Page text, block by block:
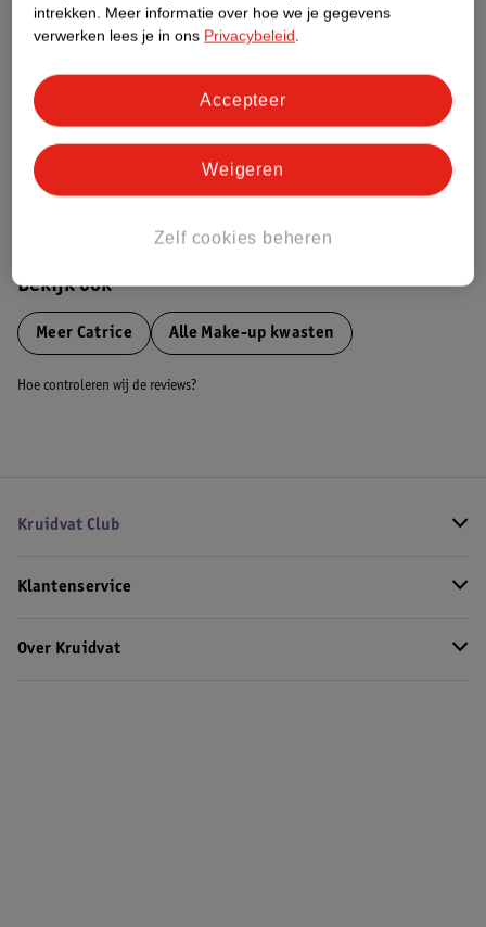
Nature Impact Score
Dit product heeft (nog) geen Nature
Impact Score.
Bekijk ook
Meer Catrice Alle Make-up kwasten
Hoe controleren wij de reviews?
Kruidvat Club
Klantenservice
Over Kruidvat
intrekken. Meer informatie over hoe we je gegevens
verwerken lees je in ons Privacybeleid.
Zelf cookies beheren
Weigeren
Accepteer